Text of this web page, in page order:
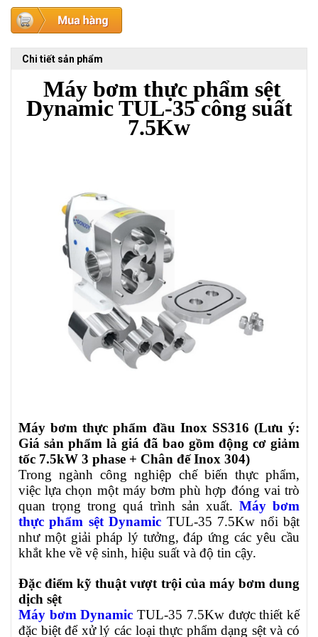
Chi tiết sản phẩm
Máy bơm thực phẩm sệt
Dynamic TUL-35 công suất
7.5Kw
Máy bơm thực phẩm đầu Inox SS316 (Lưu ý:
Giá sản phẩm là giá đã bao gồm động cơ giảm
tốc 7.5kW 3 phase + Chân đế Inox 304)
Trong ngành công nghiệp chế biến thực phẩm,
việc lựa chọn một máy bơm phù hợp đóng vai trò
quan trọng trong quá trình sản xuất. Máy bơm
thực phẩm sệt Dynamic TUL-35 7.5Kw nổi bật
như một giải pháp lý tưởng, đáp ứng các yêu cầu
khắt khe về vệ sinh, hiệu suất và độ tin cậy.
Đặc điểm kỹ thuật vượt trội của máy bơm dung
dịch sệt
Máy bơm Dynamic TUL-35 7.5Kwđược thiết kế
đặc biệt để xử lý các loại thực phẩm dạng sệt và có